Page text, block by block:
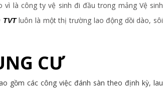
vì là công ty vệ sinh đi đầu trong mảng Vệ sinh
TVT luôn là một thị trường lao động dồi dào, sôi
CƯ
gồm các công việc đánh sàn theo định kỳ, lau